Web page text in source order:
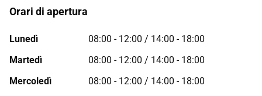
Orari di apertura
Lunedì
08:00 - 12:00 / 14:00 - 18:00
Martedì
08:00 - 12:00 / 14:00 - 18:00
Mercoledì
08:00 - 12:00 / 14:00 - 18:00